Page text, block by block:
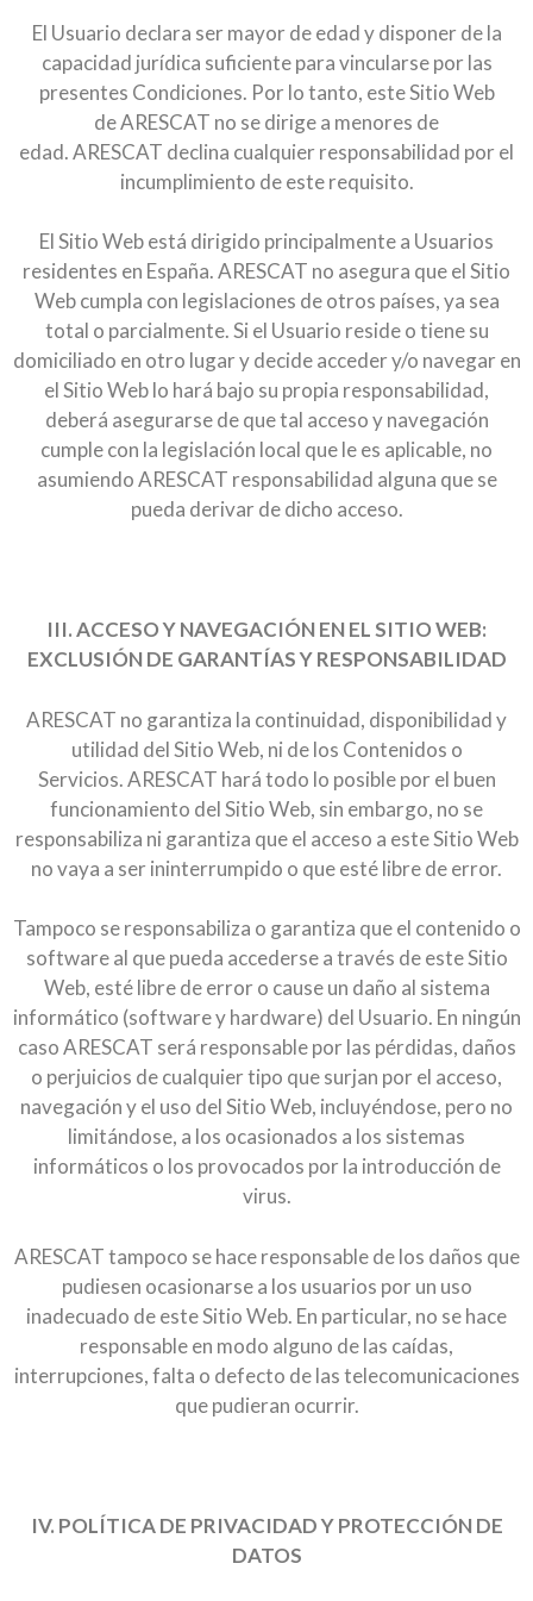
El Usuario declara ser mayor de edad y disponer de la
capacidad jurídica suficiente para vincularse por las
presentes Condiciones. Por lo tanto, este Sitio Web
de ARESCAT no se dirige a menores de
edad. ARESCAT declina cualquier responsabilidad por el
incumplimiento de este requisito.
El Sitio Web está dirigido principalmente a Usuarios
residentes en España. ARESCAT no asegura que el Sitio
Web cumpla con legislaciones de otros países, ya sea
total o parcialmente. Si el Usuario reside o tiene su
domiciliado en otro lugar y decide acceder y/o navegar en
el Sitio Web lo hará bajo su propia responsabilidad,
deberá asegurarse de que tal acceso y navegación
cumple con la legislación local que le es aplicable, no
asumiendo ARESCAT responsabilidad alguna que se
pueda derivar de dicho acceso.
III. ACCESO Y NAVEGACIÓN EN EL SITIO WEB:
EXCLUSIÓN DE GARANTÍAS Y RESPONSABILIDAD
ARESCAT no garantiza la continuidad, disponibilidad y
utilidad del Sitio Web, ni de los Contenidos o
Servicios. ARESCAT hará todo lo posible por el buen
funcionamiento del Sitio Web, sin embargo, no se
responsabiliza ni garantiza que el acceso a este Sitio Web
no vaya a ser ininterrumpido o que esté libre de error.
Tampoco se responsabiliza o garantiza que el contenido o
software al que pueda accederse a través de este Sitio
Web, esté libre de error o cause un daño al sistema
informático (software y hardware) del Usuario. En ningún
caso ARESCAT será responsable por las pérdidas, daños
o perjuicios de cualquier tipo que surjan por el acceso,
navegación y el uso del Sitio Web, incluyéndose, pero no
limitándose, a los ocasionados a los sistemas
informáticos o los provocados por la introducción de
virus.
ARESCAT tampoco se hace responsable de los daños que
pudiesen ocasionarse a los usuarios por un uso
inadecuado de este Sitio Web. En particular, no se hace
responsable en modo alguno de las caídas,
interrupciones, falta o defecto de las telecomunicaciones
que pudieran ocurrir.
IV. POLÍTICA DE PRIVACIDAD Y PROTECCIÓN DE
DATOS